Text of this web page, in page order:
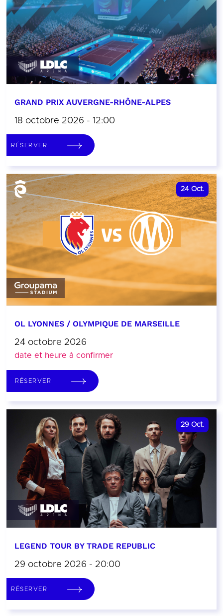
GRAND PRIX AUVERGNE-RHÔNE-ALPES
18 octobre 2026 - 12:00
RÉSERVER
24 Oct.
OL LYONNES / OLYMPIQUE DE MARSEILLE
24 octobre 2026
date et heure à confirmer
RÉSERVER
29 Oct.
LEGEND TOUR BY TRADE REPUBLIC
29 octobre 2026 - 20:00
RÉSERVER